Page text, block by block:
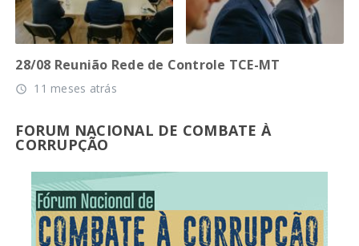
28/08 Reunião Rede de Controle TCE-MT
access_time 11 meses atrás
FORUM NACIONAL DE COMBATE À
CORRUPÇÃO